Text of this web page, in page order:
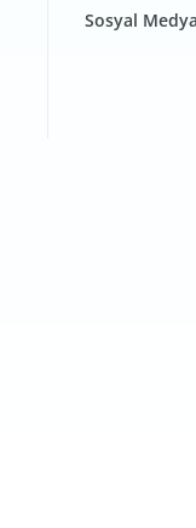
Sosyal